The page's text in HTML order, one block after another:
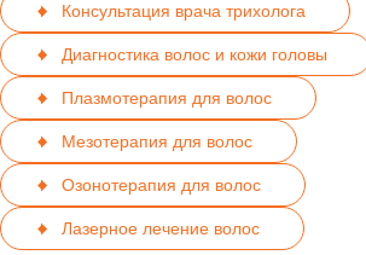
Консультация врача трихолога
Диагностика волос и кожи головы
Плазмотерапия для волос
Мезотерапия для волос
Озонотерапия для волос
Лазерное лечение волос